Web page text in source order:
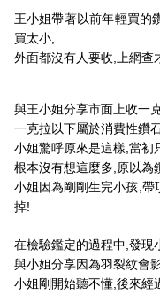
王小姐帶著以前年輕買的
買太小,
外面都沒有人要收,上網查
與王小姐分享市面上收一
一克拉以下屬於消費性鑽
小姐驚呼原來是這樣,當初
根本沒有想這麼多,原以為
小姐因為剛剛生完小孩,帶
掉!
在檢驗鑑定的過程中,發現
與小姐分享因為羽裂紋會
小姐剛開始聽不懂,後來經